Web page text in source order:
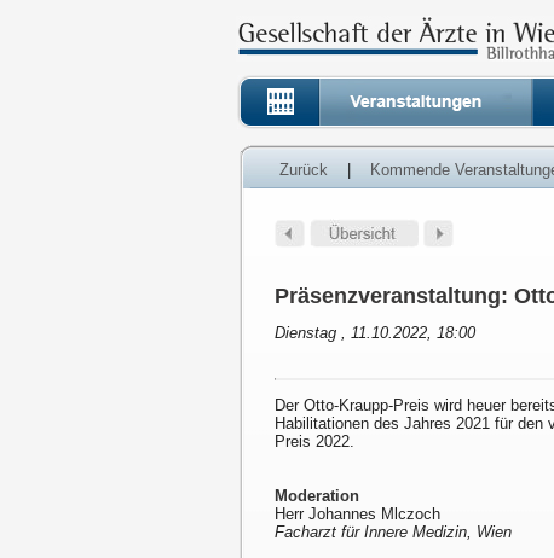
Zurück Kommende
Präsenzveranstaltung:
Dienstag , 11.10.2022, 18:00
Der Otto-Kraupp-Preis wird heuer
Habilitationen des Jahres 2021 für den
Preis 2022.
Moderation
Herr Johannes Mlczoch
Facharzt für Innere Medizin, Wien